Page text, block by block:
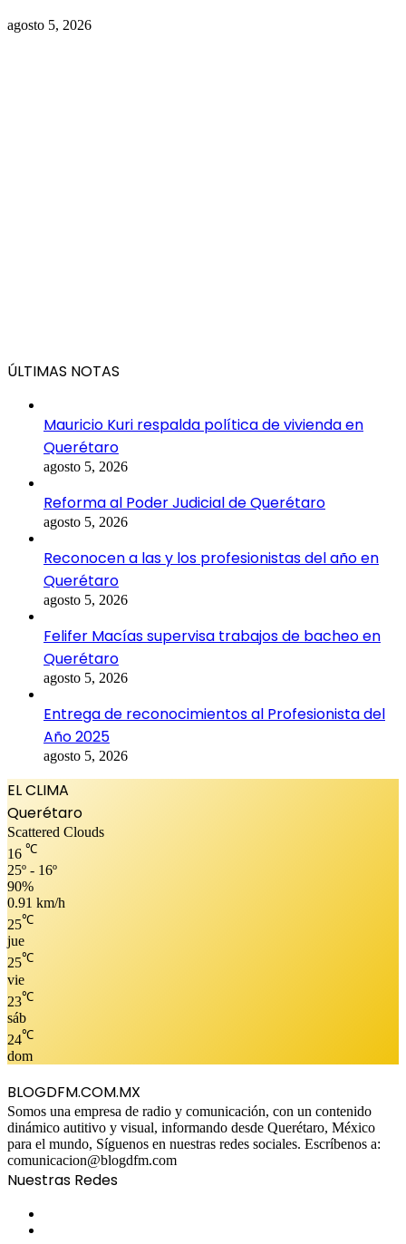
agosto 5, 2026
ÚLTIMAS NOTAS
Mauricio Kuri respalda política de vivienda en
Querétaro
agosto 5, 2026
Reforma al Poder Judicial de Querétaro
agosto 5, 2026
Reconocen a las y los profesionistas del año en
Querétaro
agosto 5, 2026
Felifer Macías supervisa trabajos de bacheo en
Querétaro
agosto 5, 2026
Entrega de reconocimientos al Profesionista del
Año 2025
agosto 5, 2026
EL CLIMA
Querétaro
Scattered Clouds
16 ℃
25º - 16º
90%
0.91 km/h
25℃
jue
25℃
vie
23℃
sáb
24℃
dom
BLOGDFM.COM.MX
Somos una empresa de radio y comunicación, con un contenido
dinámico autitivo y visual, informando desde Querétaro, México
para el mundo, Síguenos en nuestras redes sociales. Escríbenos a:
comunicacion@blogdfm.com
Nuestras Redes